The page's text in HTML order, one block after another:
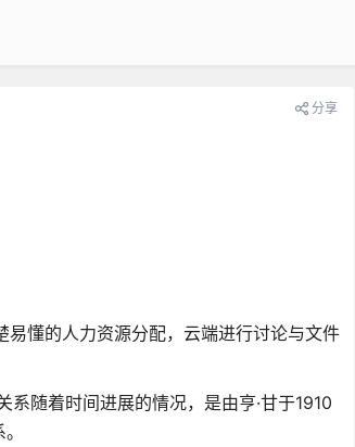
分享
懂的人力资源分配，云端进行讨论与文件
随着时间进展的情况，是由亨·甘于1910